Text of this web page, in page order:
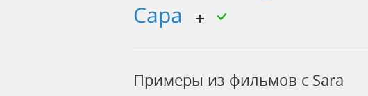
Сара
Примеры из фильмов c Sara